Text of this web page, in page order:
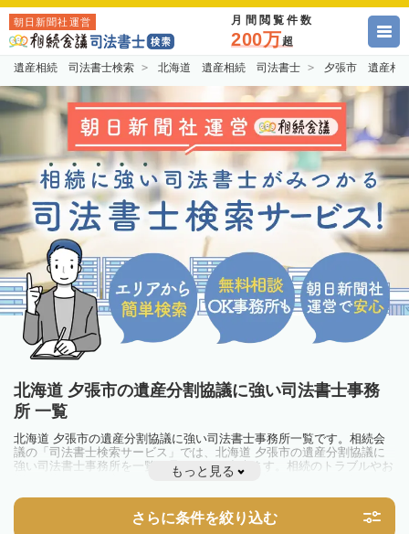
朝日新聞社運営 月間閲覧件数
200万超
遺産相続 司法書士検索 北海道 遺産相続 司法書士 夕張市 遺産相
北海道 夕張市の遺産分割協議に強い司法書士事務
所 一覧
北海道 夕張市の遺産分割協議に強い司法書士事務所一覧です。相続会
議の「司法書士検索サービス」では、北海道 夕張市の遺産分割協議に
強い司法書士事務所を一覧で見ることが出来ます。相続のトラブルやお
悩みを抱えている方は一度近隣の司法書士に相談してみましょう。
もっと見る
さらに条件を絞り込む